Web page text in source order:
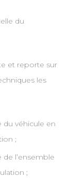
du
et reporte sur
les
du véhicule en
;
l’ensemble
;